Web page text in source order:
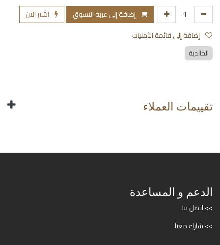
إضافة إلى عربة التسوق
اشترِ الآن
الخالدية
تقييمات العملاء
الدعم و المساعدة
>> اتصل بنا
>> شارك معنا